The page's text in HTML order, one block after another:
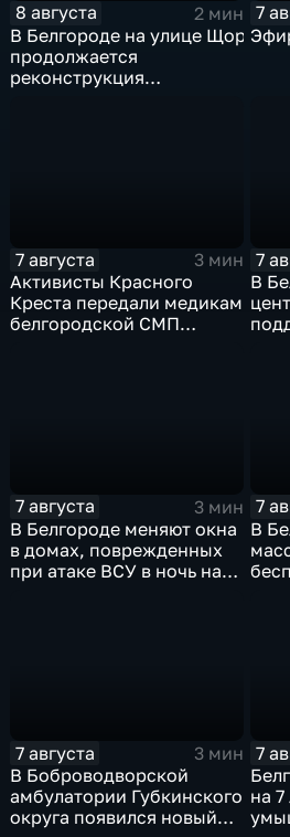
8 августа
2 мин
В Белгороде на улице Щорса
продолжается
реконструкция
7
7 августа
3 мин
Активисты Красного
Креста передали медикам
белгородской СМП
7
В
7 августа
3 мин
В Белгороде меняют окна
в домах, поврежденных
при атаке ВСУ в ночь на
7
В
7 августа
3 мин
В Боброводворской
амбулатории Губкинского
округа появился новый
7
на